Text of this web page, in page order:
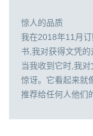
惊人的品质
我在2018年11月
书,我对获得文凭的
当我收到它时,我
惊讶。它看起来就
推荐给任何人他们